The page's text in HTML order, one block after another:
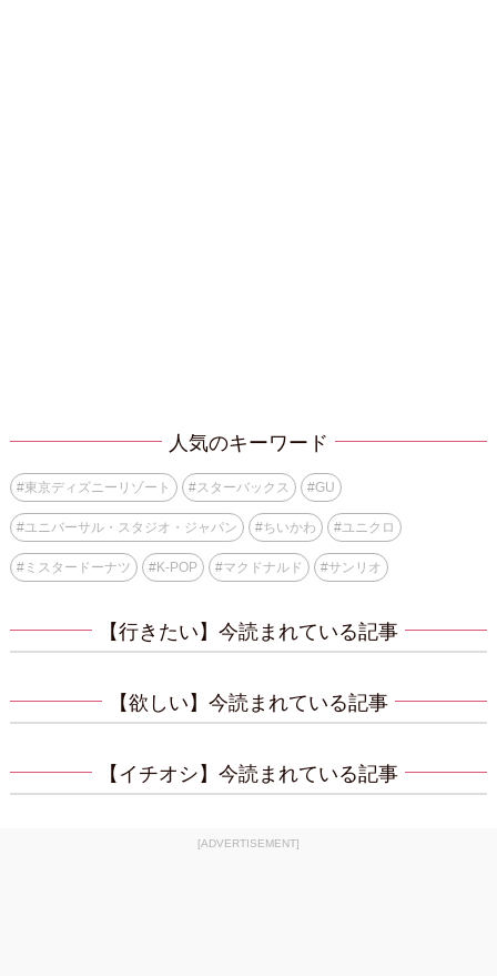
人気のキーワード
#東京ディズニーリゾート #スターバックス #GU
#ユニバーサル・スタジオ・ジャパン #ちいかわ #ユニクロ
#ミスタードーナツ #K-POP #マクドナルド #サンリオ
【行きたい】今読まれている記事
【欲しい】今読まれている記事
【イチオシ】今読まれている記事
[ADVERTISEMENT]